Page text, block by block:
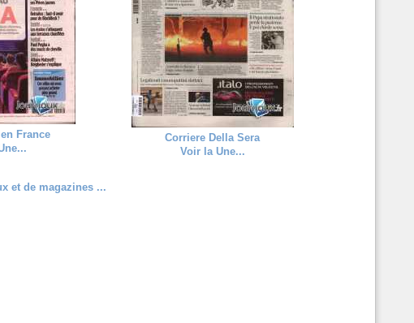
France
Corriere Della Sera
Voir la Une...
et de magazines ...